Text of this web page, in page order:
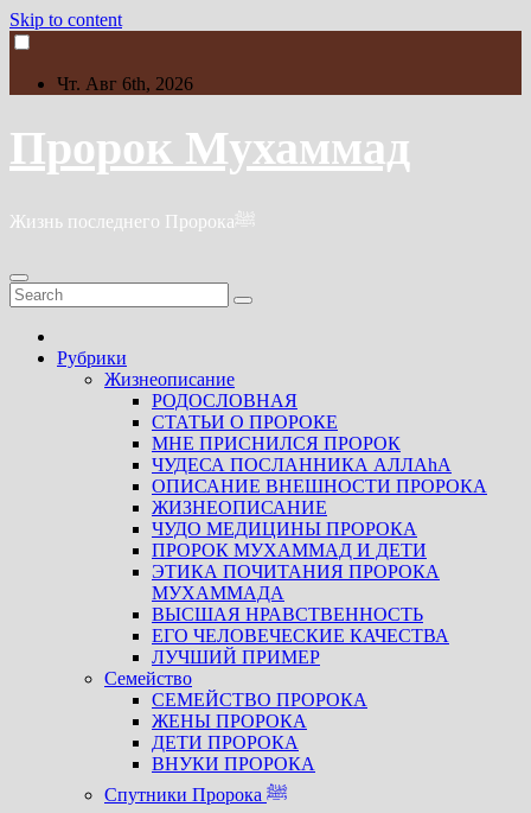
Skip to content
Чт. Авг 6th, 2026
Пророк Мухаммад
Жизнь последнего Пророкаﷺ
Рубрики
Жизнеописание
РОДОСЛОВНАЯ
СТАТЬИ О ПРОРОКЕ
МНЕ ПРИСНИЛСЯ ПРОРОК
ЧУДЕСА ПОСЛАННИКА АЛЛАhА
ОПИСАНИЕ ВНЕШНОСТИ ПРОРОКА
ЖИЗНЕОПИСАНИЕ
ЧУДО МЕДИЦИНЫ ПРОРОКА
ПРОРОК МУХАММАД И ДЕТИ
ЭТИКА ПОЧИТАНИЯ ПРОРОКА
МУХАММАДА
ВЫСШАЯ НРАВСТВЕННОСТЬ
ЕГО ЧЕЛОВЕЧЕСКИЕ КАЧЕСТВА
ЛУЧШИЙ ПРИМЕР
Семейство
СЕМЕЙСТВО ПРОРОКА
ЖЕНЫ ПРОРОКА
ДЕТИ ПРОРОКА
ВНУКИ ПРОРОКА
Спутники Пророка ﷺ